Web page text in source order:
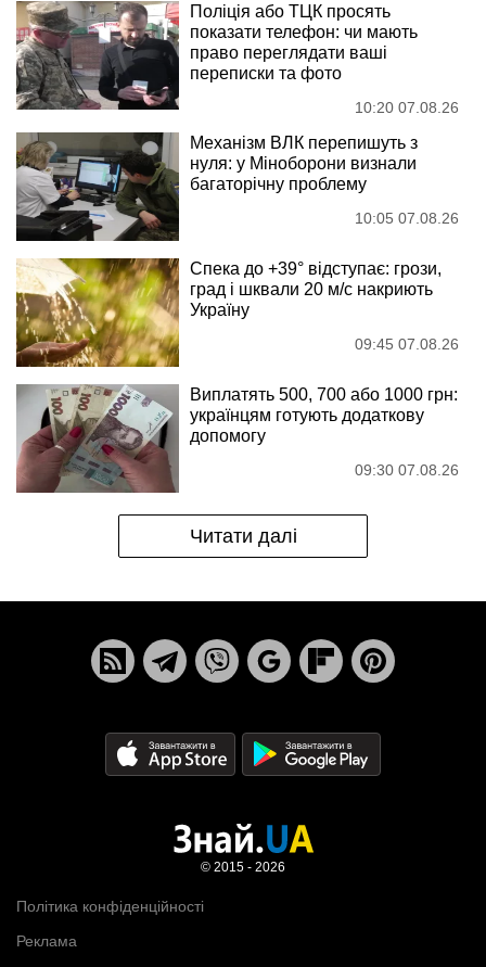
Поліція або ТЦК просять
показати телефон: чи мають
право переглядати ваші
переписки та фото
10:20 07.08.26
Механізм ВЛК перепишуть з
нуля: у Міноборони визнали
багаторічну проблему
10:05 07.08.26
Спека до +39° відступає: грози,
град і шквали 20 м/с накриють
Україну
09:45 07.08.26
Виплатять 500, 700 або 1000 грн:
українцям готують додаткову
допомогу
09:30 07.08.26
Читати далі
Політика конфіденційності
Реклама
© 2015 - 2026